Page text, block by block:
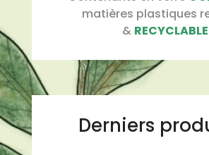
matières plastiques
&
Derniers